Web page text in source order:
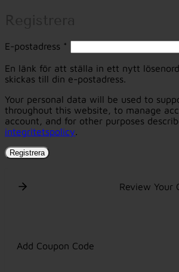
E-postadress *
En länk för att ställa in ett nytt
skickas till din e-postadress.
Your personal data will be used to
throughout this website, to manage
account, and for other purposes
integritetspolicy
Registrera
Review Your
Add Coupon Code